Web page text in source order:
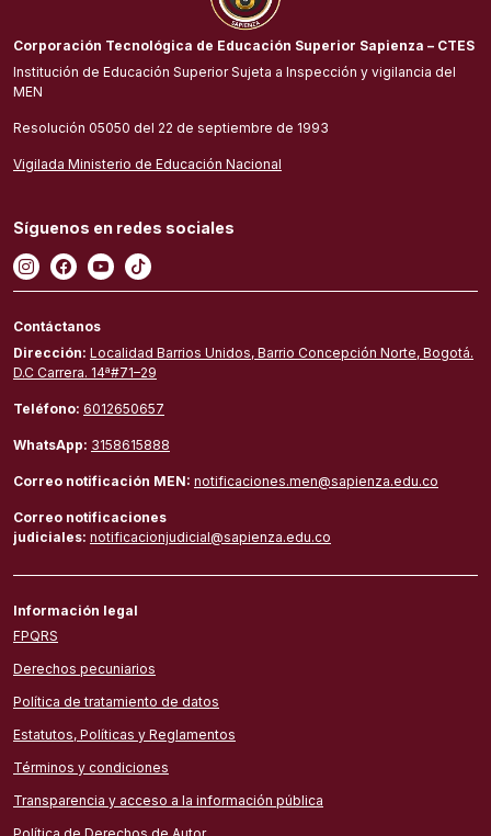
Corporación Tecnológica de Educación Superior Sapienza – CTES
Institución de Educación Superior Sujeta a Inspección y vigilancia del
MEN
Resolución 05050 del 22 de septiembre de 1993
Vigilada Ministerio de Educación Nacional
Síguenos en redes sociales
Contáctanos
Dirección: Localidad Barrios Unidos, Barrio Concepción Norte, Bogotá.
D.C Carrera. 14ª#71–29
Teléfono: 6012650657
WhatsApp: 3158615888
Correo notificación MEN: notificaciones.men@sapienza.edu.co
Correo notificaciones
judiciales: notificacionjudicial@sapienza.edu.co
Información legal
FPQRS
Derechos pecuniarios
Política de tratamiento de datos
Estatutos, Políticas y Reglamentos
Términos y condiciones
Transparencia y acceso a la información pública